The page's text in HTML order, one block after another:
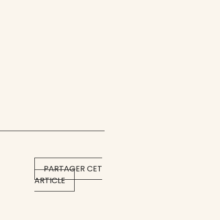
PARTAGER CET
ARTICLE